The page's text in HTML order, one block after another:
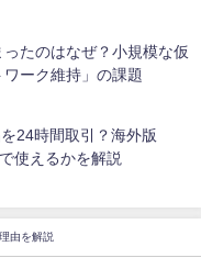
たのはなぜ？小規模な仮
ーク維持」の課題
24時間取引？海外版
使えるかを解説
由を解説